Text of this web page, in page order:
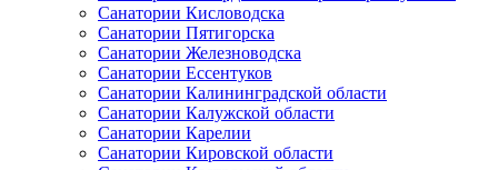
Санатории Кисловодска
Санатории Пятигорска
Санатории Железноводска
Санатории Ессентуков
Санатории Калининградской области
Санатории Калужской области
Санатории Карелии
Санатории Кировской области